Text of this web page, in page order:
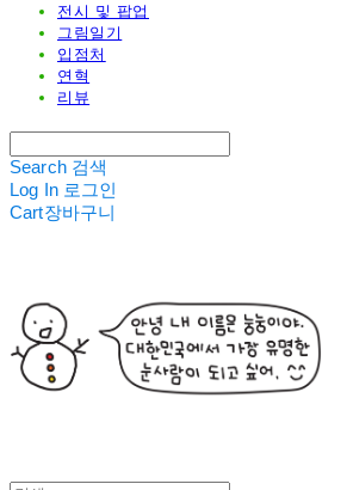
전시 및 팝업
그림일기
입점처
연혁
리뷰
Search 검색
Log In 로그인
Cart장바구니